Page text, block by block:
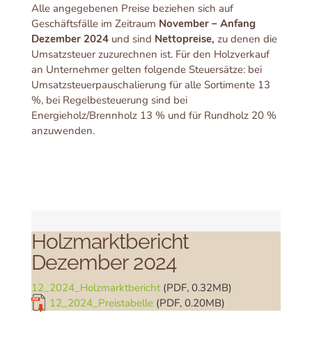
Alle angegebenen Preise beziehen sich auf
Geschäftsfälle im Zeitraum November – Anfang
Dezember 2024und sind Nettopreise, zu denen die
Umsatzsteuer zuzurechnen ist. Für den Holzverkauf
an Unternehmer gelten folgende Steuersätze: bei
Umsatzsteuerpauschalierung für alle Sortimente 13
%, bei Regelbesteuerung sind bei
Energieholz/Brennholz 13 % und für Rundholz 20 %
anzuwenden.
Holzmarktbericht
Dezember 2024
12_2024_Holzmarktbericht (PDF, 0.32MB)
12_2024_Preistabelle(PDF, 0.20MB)